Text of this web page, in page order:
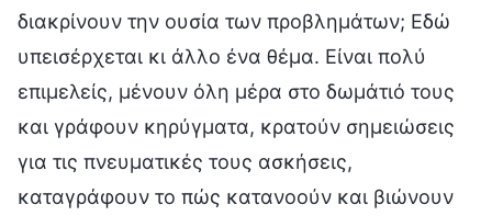
διακρίνουν την ουσία των προβλημάτων; Εδώ
υπεισέρχεται κι άλλο ένα θέμα. Είναι πολύ
επιμελείς, μένουν όλη μέρα στο δωμάτιό τους
και γράφουν κηρύγματα, κρατούν σημειώσεις
για τις πνευματικές τους ασκήσεις,
καταγράφουν το πώς κατανοούν και βιώνουν